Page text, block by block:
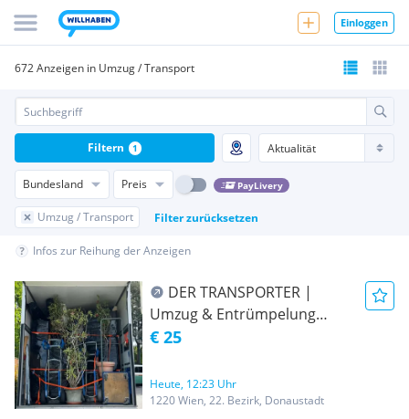
Einloggen
672 Anzeigen in Umzug / Transport
Bundesland Preis PayLivery
Umzug / Transport Filter zurücksetzen
Filtern 1
Infos zur Reihung der Anzeigen
DER TRANSPORTER |
Umzug & Entrümpelung
Wien | AB 25€ | 24/7 Service
€ 25
Heute, 12:23 Uhr
1220 Wien, 22. Bezirk, Donaustadt